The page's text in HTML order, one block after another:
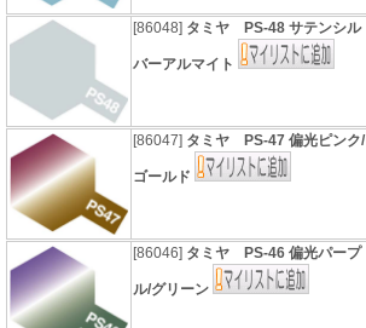
[86048] タミヤ PS-48 サテンシル
バーアルマイト
[86047] タミヤ PS-47 偏光ピンク/
ゴールド
[86046] タミヤ PS-46 偏光パープ
ル/グリーン